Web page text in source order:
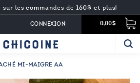
les commandes de 160$ et plus!
0,00$
CONNEXION
MI-MAIGRE AA